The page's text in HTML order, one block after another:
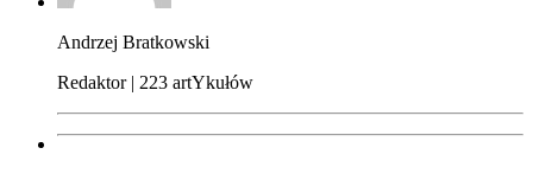
Andrzej Bratkowski
Redaktor | 223 artYkułów